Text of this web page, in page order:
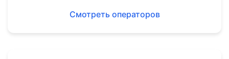
Смотреть операторов